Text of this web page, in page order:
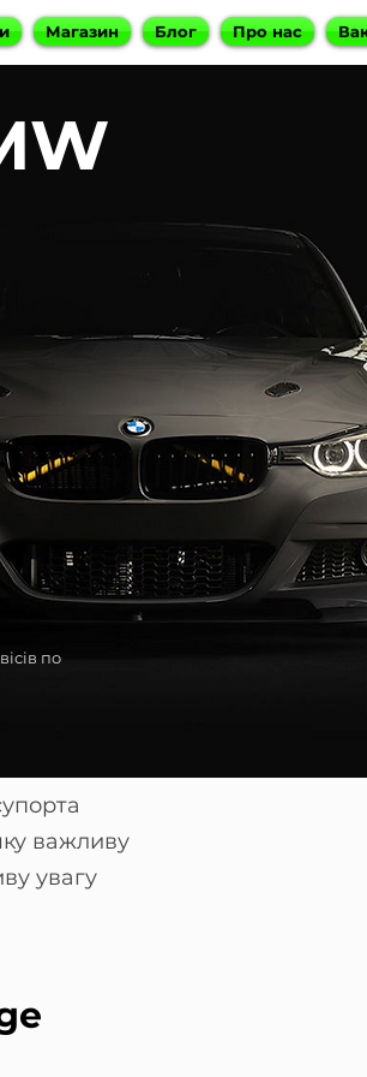
Магазин Блог Про нас
по
важливу
увагу